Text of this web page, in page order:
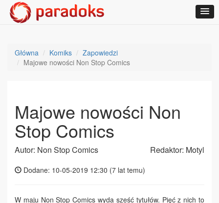
Główna Komiks
Zapowiedzi
Majowe nowości Non Stop Comics
Majowe nowości Non
Stop Comics
Autor: Non Stop Comics Redaktor: Motyl
Dodane: 10-05-2019 12:30 (7 lat temu)
W maju Non Stop Comics wyda sześć tytułów. Pięć z nich to